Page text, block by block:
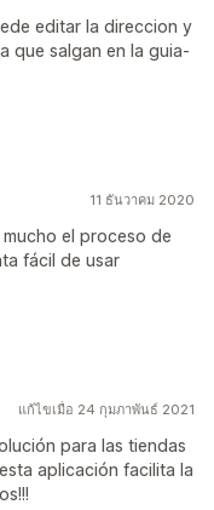
editar la direccion y
que salgan en la guia-
11 ธันวาคม 2020
el proceso de
fácil de usar
แก้ไขเมื่อ 24 กุมภาพันธ์ 2021
para las tiendas
aplicación facilita la